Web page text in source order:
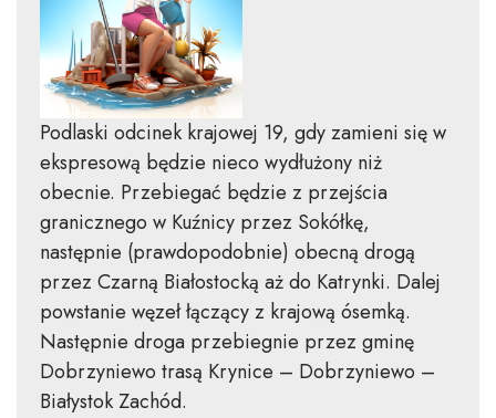
Podlaski odcinek krajowej 19, gdy zamieni się w
ekspresową będzie nieco wydłużony niż
obecnie. Przebiegać będzie z przejścia
granicznego w Kuźnicy przez Sokółkę,
następnie (prawdopodobnie) obecną drogą
przez Czarną Białostocką aż do Katrynki. Dalej
powstanie węzeł łączący z krajową ósemką.
Następnie droga przebiegnie przez gminę
Dobrzyniewo trasą Krynice – Dobrzyniewo –
Białystok Zachód.